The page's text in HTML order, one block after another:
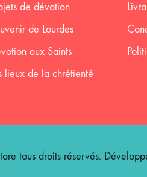
de dévotion
de Lourdes
aux Saints
lieux de la chrétienté
tous droits réservés.
.